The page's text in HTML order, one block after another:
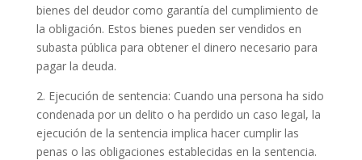
bienes del deudor como garantía del cumplimiento de
la obligación. Estos bienes pueden ser vendidos en
subasta pública para obtener el dinero necesario para
pagar la deuda.
2. Ejecución de sentencia: Cuando una persona ha sido
condenada por un delito o ha perdido un caso legal, la
ejecución de la sentencia implica hacer cumplir las
penas o las obligaciones establecidas en la sentencia.